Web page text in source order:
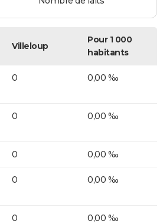
Villeloup
Pour 1 000
habitants
0 0,00 ‰
0 0,00 ‰
0 0,00 ‰
0 0,00 ‰
0 0,00 ‰